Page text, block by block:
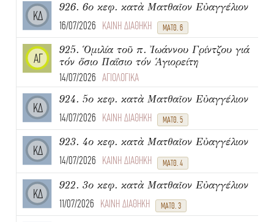
ΚΔ
926. 6ο κεφ. κατὰ Ματθαῖον Εὐαγγέλιον
16/07/2026 ΚΑΙΝΗ ΔΙΑΘΗΚΗ ΜΑΤΘ. 6
ΑΓ
925. Ὁμιλία τοῦ π. Ἰωάννου Γρίντζου γιά
τόν ὅσιο Παΐσιο τόν Ἁγιορείτη
14/07/2026 ΑΓΙΟΛΟΓΙΚΑ
ΚΔ
924. 5ο κεφ. κατὰ Ματθαῖον Εὐαγγέλιον
14/07/2026 ΚΑΙΝΗ ΔΙΑΘΗΚΗ ΜΑΤΘ. 5
ΚΔ
923. 4ο κεφ. κατὰ Ματθαῖον Εὐαγγέλιον
14/07/2026 ΚΑΙΝΗ ΔΙΑΘΗΚΗ ΜΑΤΘ. 4
ΚΔ
922. 3ο κεφ. κατὰ Ματθαῖον Εὐαγγέλιον
11/07/2026 ΚΑΙΝΗ ΔΙΑΘΗΚΗ ΜΑΤΘ. 3